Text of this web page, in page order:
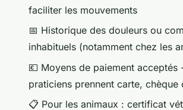
faciliter les mouvements
📅 Historique des douleurs ou
inhabituels (notamment chez les
💶 Moyens de paiement acceptés
praticiens prennent carte, chèque
📋 Pour les animaux : certificat